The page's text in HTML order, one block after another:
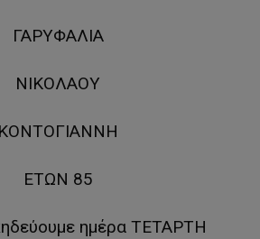
ΓΑΡΥΦΑΛΙΑ
ΝΙΚΟΛΑΟΥ
ΚΟΝΤΟΓΙΑΝΝΗ
ΕΤΩΝ 85
ημέρα ΤΕΤΑΡΤΗ